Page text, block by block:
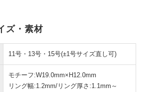
ズ・素材
11号・13号・15号(±1号サイズ直し可)
モチーフ:W19.0mm×H12.0mm
リング幅:1.2mm/リング厚さ:1.1mm～